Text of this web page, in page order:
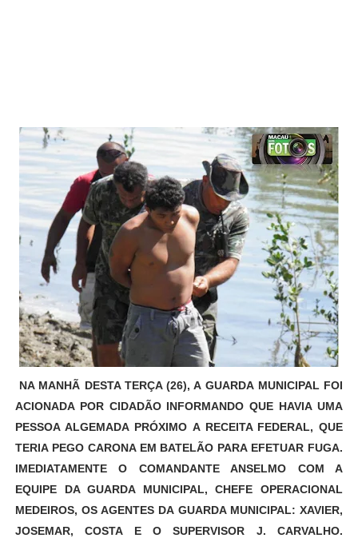
NA MANHÃ DESTA TERÇA (26), A GUARDA MUNICIPAL FOI
ACIONADA POR CIDADÃO INFORMANDO QUE HAVIA UMA
PESSOA ALGEMADA PRÓXIMO A RECEITA FEDERAL, QUE
TERIA PEGO CARONA EM BATELÃO PARA EFETUAR FUGA.
IMEDIATAMENTE O COMANDANTE ANSELMO COM A
EQUIPE DA GUARDA MUNICIPAL, CHEFE OPERACIONAL
MEDEIROS, OS AGENTES DA GUARDA MUNICIPAL: XAVIER,
JOSEMAR, COSTA E O SUPERVISOR J. CARVALHO.